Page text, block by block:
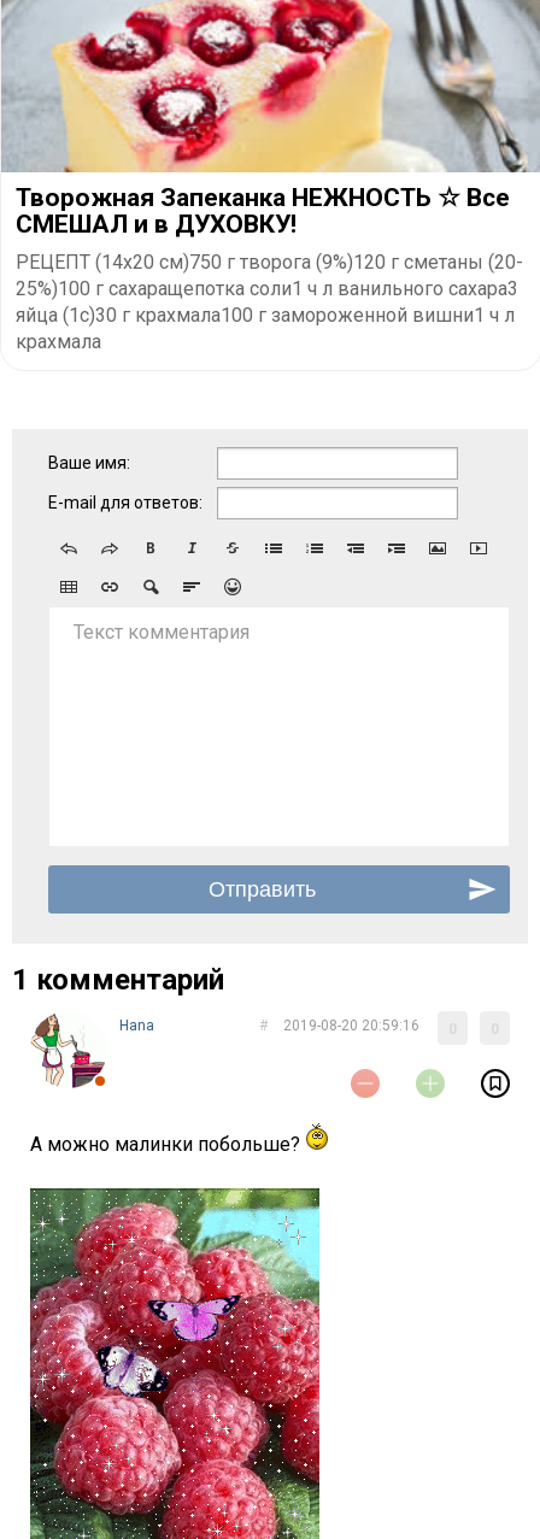
Творожная Запеканка НЕЖНОСТЬ ☆ Все
СМЕШАЛ и в ДУХОВКУ!
РЕЦЕПТ (14х20 см)750 г творога (9%)120 г сметаны (20-
25%)100 г сахаращепотка соли1 ч л ванильного сахара3
яйца (1с)30 г крахмала100 г замороженной вишни1 ч л
крахмала
Ваше имя:
E-mail для ответов:
Текст комментария
1 комментарий
Нana 2019-08-20 20:59:16
#
А можно малинки побольше?